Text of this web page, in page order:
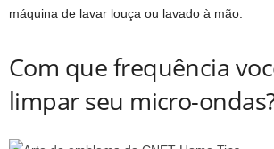
máquina de lavar louça ou lavado à mão.
Com que frequência
limpar seu micro-